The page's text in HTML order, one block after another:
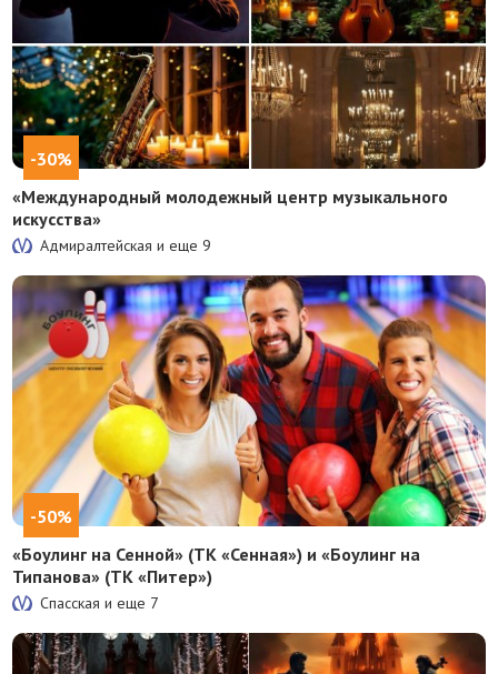
-30%
«Международный молодежный центр музыкального
искусства»
Адмиралтейская и еще 9
-50%
«Боулинг на Сенной» (ТК «Сенная») и «Боулинг на
Типанова» (ТК «Питер»)
Спасская и еще 7